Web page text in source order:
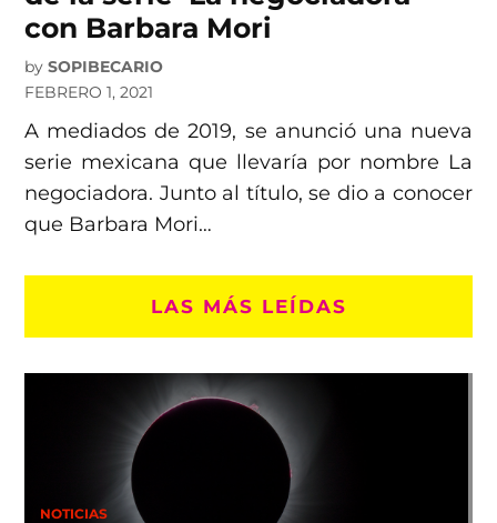
con Barbara Mori
by SOPIBECARIO
FEBRERO 1, 2021
A mediados de 2019, se anunció una nueva
serie mexicana que llevaría por nombre La
negociadora. Junto al título, se dio a conocer
que Barbara Mori…
LAS MÁS LEÍDAS
NOTICIAS